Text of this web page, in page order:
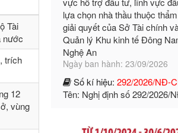
Tài
nước
trích
12
vùng
Quản lý Khu kinh tế Đông
Nghệ An
Ngày ban hành: 23/09/2026
Số kí hiệu:
292/2026/NĐ-CP
Tên: Nghị định số 292/2026/
của Chính phủ: Quy định chi
số điều và biện pháp để tổ
hướng dẫn thi hành Luật